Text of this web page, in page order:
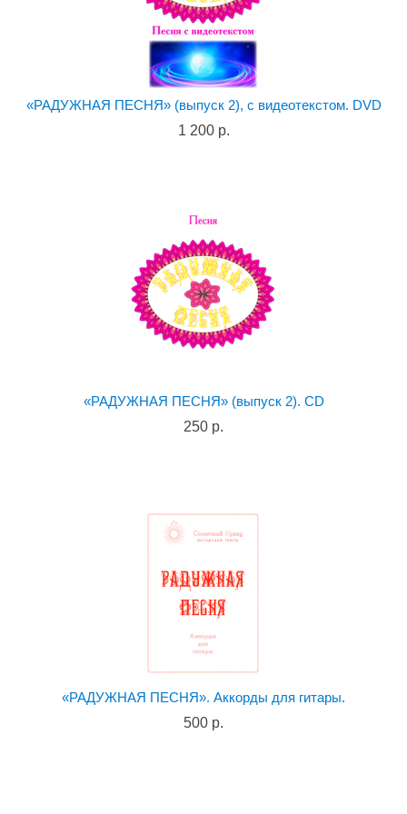
«РАДУЖНАЯ ПЕСНЯ» (выпуск 2), с видеотекстом. DVD
1 200 р.
«РАДУЖНАЯ ПЕСНЯ» (выпуск 2). CD
250 р.
«РАДУЖНАЯ ПЕСНЯ». Аккорды для гитары.
500 р.